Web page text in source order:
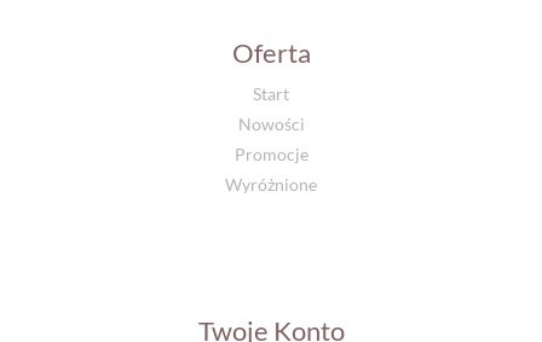
Oferta
Start
Nowości
Promocje
Wyróżnione
Twoje Konto